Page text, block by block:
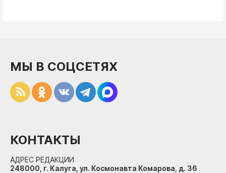
МЫ В СОЦСЕТЯХ
КОНТАКТЫ
АДРЕС РЕДАКЦИИ
248000, г. Калуга, ул. Космонавта Комарова, д. 36